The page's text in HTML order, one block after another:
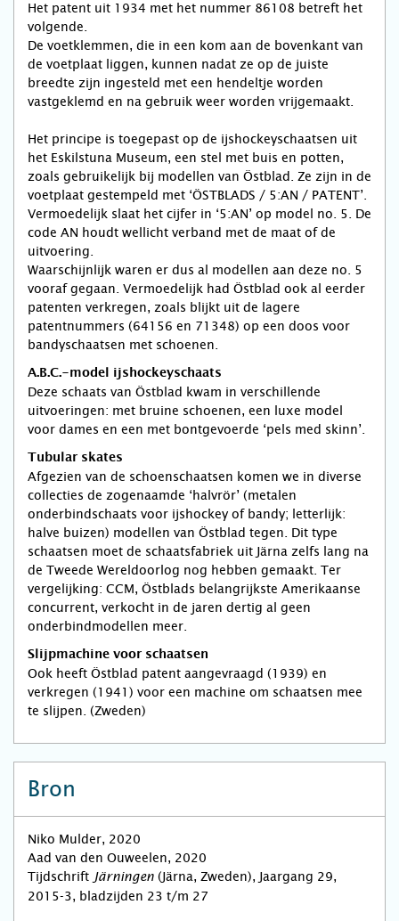
Het patent uit 1934 met het nummer 86108 betreft het
volgende.
De voetklemmen, die in een kom aan de bovenkant van
de voetplaat liggen, kunnen nadat ze op de juiste
breedte zijn ingesteld met een hendeltje worden
vastgeklemd en na gebruik weer worden vrijgemaakt.
Het principe is toegepast op de ijshockeyschaatsen uit
het Eskilstuna Museum, een stel met buis en potten,
zoals gebruikelijk bij modellen van Östblad. Ze zijn in de
voetplaat gestempeld met ‘ÖSTBLADS / 5:AN / PATENT’.
Vermoedelijk slaat het cijfer in ‘5:AN’ op model no. 5. De
code AN houdt wellicht verband met de maat of de
uitvoering.
Waarschijnlijk waren er dus al modellen aan deze no. 5
vooraf gegaan. Vermoedelijk had Östblad ook al eerder
patenten verkregen, zoals blijkt uit de lagere
patentnummers (64156 en 71348) op een doos voor
bandyschaatsen met schoenen.
A.B.C.-model ijshockeyschaats
Deze schaats van Östblad kwam in verschillende
uitvoeringen: met bruine schoenen, een luxe model
voor dames en een met bontgevoerde ‘pels med skinn’.
Tubular skates
Afgezien van de schoenschaatsen komen we in diverse
collecties de zogenaamde ‘halvrör’ (metalen
onderbindschaats voor ijshockey of bandy; letterlijk:
halve buizen) modellen van Östblad tegen. Dit type
schaatsen moet de schaatsfabriek uit Järna zelfs lang na
de Tweede Wereldoorlog nog hebben gemaakt. Ter
vergelijking: CCM, Östblads belangrijkste Amerikaanse
concurrent, verkocht in de jaren dertig al geen
onderbindmodellen meer.
Slijpmachine voor schaatsen
Ook heeft Östblad patent aangevraagd (1939) en
verkregen (1941) voor een machine om schaatsen mee
te slijpen. (Zweden)
Bron
Niko Mulder, 2020
Aad van den Ouweelen, 2020
Tijdschrift Järningen (Järna, Zweden), Jaargang 29,
2015-3, bladzijden 23 t/m 27